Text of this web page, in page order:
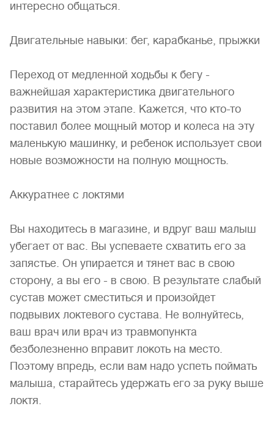
интересно общаться.
Двигательные навыки: бег, карабканье, прыжки
Переход от медленной ходьбы к бегу -
важнейшая характеристика двигательного
развития на этом этапе. Кажется, что кто-то
поставил более мощный мотор и колеса на эту
маленькую машинку, и ребенок использует свои
новые возможности на полную мощность.
Аккуратнее с локтями
Вы находитесь в магазине, и вдруг ваш малыш
убегает от вас. Вы успеваете схватить его за
запястье. Он упирается и тянет вас в свою
сторону, а вы его - в свою. В результате слабый
сустав может сместиться и произойдет
подвывих локтевого сустава. Не волнуйтесь,
ваш врач или врач из травмопункта
безболезненно вправит локоть на место.
Поэтому впредь, если вам надо успеть поймать
малыша, старайтесь удержать его за руку выше
локтя.